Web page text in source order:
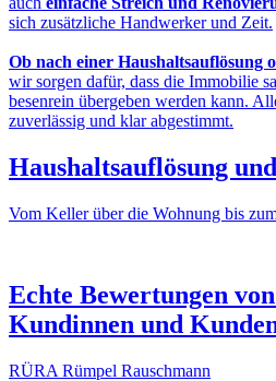
sich zusätzliche Handwerker und Zeit.
Ob nach einer Haushaltsauflösung
wir sorgen dafür, dass die Immobilie
besenrein übergeben werden kann.
zuverlässig und klar abgestimmt.
Haushaltsauflösung
Vom Keller über die Wohnung bis
NACHHER
Echte Bewertungen
Kundinnen und
RÜRA Rümpel Rauschmann